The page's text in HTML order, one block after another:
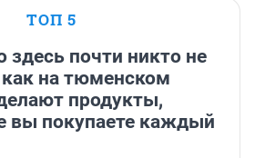
ТОП 5
здесь почти никто не
как на тюменском
продукты,
вы покупаете каждый